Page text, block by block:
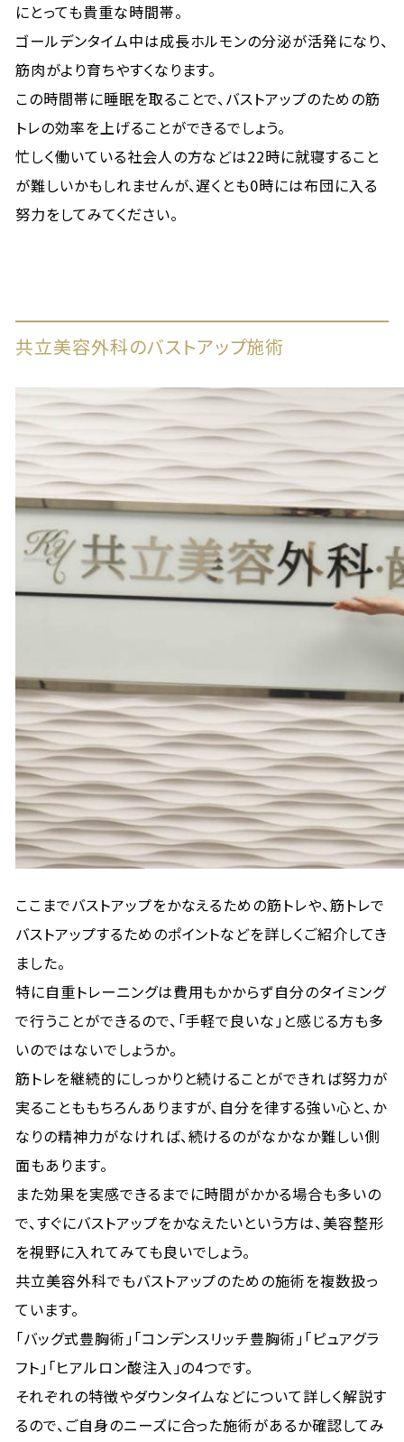
にとっても貴重な時間帯。
ゴールデンタイム中は成長ホルモンの分泌が活発になり、
筋肉がより育ちやすくなります。
この時間帯に睡眠を取ることで、バストアップのための筋
トレの効率を上げることができるでしょう。
忙しく働いている社会人の方などは22時に就寝すること
が難しいかもしれませんが、遅くとも0時には布団に入る
努力をしてみてください。
共立美容外科のバストアップ施術
ここまでバストアップをかなえるための筋トレや、筋トレで
バストアップするためのポイントなどを詳しくご紹介してき
ました。
特に自重トレーニングは費用もかからず自分のタイミング
で行うことができるので、「手軽で良いな」と感じる方も多
いのではないでしょうか。
筋トレを継続的にしっかりと続けることができれば努力が
実ることももちろんありますが、自分を律する強い心と、か
なりの精神力がなければ、続けるのがなかなか難しい側
面もあります。
また効果を実感できるまでに時間がかかる場合も多いの
で、すぐにバストアップをかなえたいという方は、美容整形
を視野に入れてみても良いでしょう。
共立美容外科でもバストアップのための施術を複数扱っ
ています。
「バッグ式豊胸術」「コンデンスリッチ豊胸術」「ピュアグラ
フト」「ヒアルロン酸注入」の4つです。
それぞれの特徴やダウンタイムなどについて詳しく解説す
るので、ご自身のニーズに合った施術があるか確認してみ